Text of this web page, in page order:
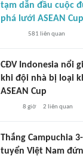
tạm dẫn đầu cuộc
phá lưới ASEAN
581 liên quan
CĐV Indonesia nổi
khi đội nhà bị loại
ASEAN Cup
8 giờ 2 liên quan
Thắng Campuchia
tuyển Việt Nam